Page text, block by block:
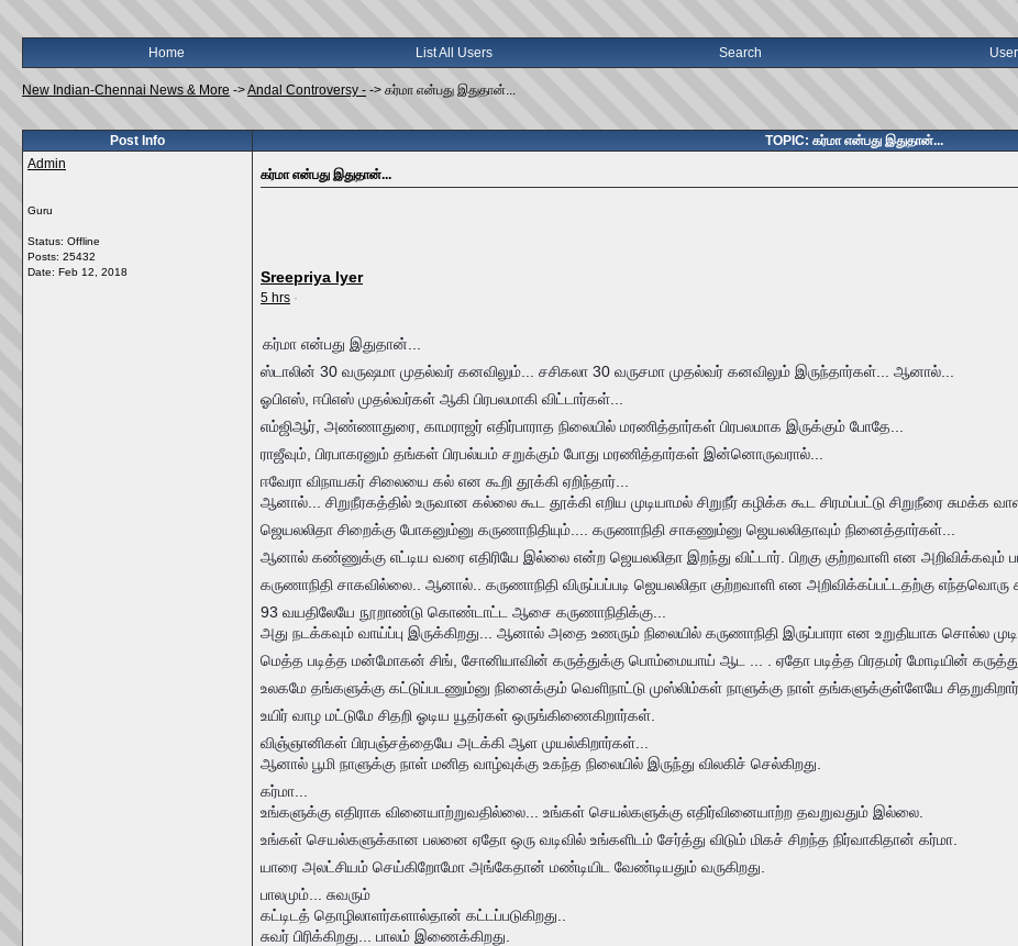
Home List All Users Search
New Indian-Chennai News & More ->Andal Controversy - -> கர்மா என்பது இதுதான்...
Post Info
TOPIC: கர்மா என்பது இதுதான்...
Admin
Guru
Status: Offline
Posts: 25432
Date: Feb 12, 2018
கர்மா என்பது இதுதான்...
Sreepriya Iyer
5 hrs ·
கர்மா என்பது இதுதான்...
ஸ்டாலின் 30 வருஷமா முதல்வர் கனவிலும்... சசிகலா 30 வருசமா முதல்வர் கனவிலும் இருந்தார்கள்... ஆனால்...
ஓபிஎஸ், ஈபிஎஸ் முதல்வர்கள் ஆகி பிரபலமாகி விட்டார்கள்...
எம்ஜிஆர், அண்ணாதுரை, காமராஜர் எதிர்பாராத நிலையில் மரணித்தார்கள் பிரபலமாக இருக்கும் போதே...
ராஜீவும், பிரபாகரனும் தங்கள் பிரபல்யம் சறுக்கும் போது மரணித்தார்கள் இன்னொருவரால்...
ஈவேரா விநாயகர் சிலையை கல் என கூறி தூக்கி ஏறிந்தார்...
ஆனால்... சிறுநீரகத்தில் உருவான கல்லை கூட தூக்கி எறிய முடியாமல் சிறுநீர் கழிக்க கூட சிரமப்பட்டு சிறுநீரை சுமக்க
ஜெயலலிதா சிறைக்கு போகனும்னு கருணாநிதியும்.... கருணாநிதி சாகணும்னு ஜெயலலிதாவும் நினைத்தார்கள்...
ஆனால் கண்ணுக்கு எட்டிய வரை எதிரியே இல்லை என்ற ஜெயலலிதா இறந்து விட்டார். பிறகு குற்றவாளி என அறிவிக்கவும்
கருணாநிதி சாகவில்லை.. ஆனால்.. கருணாநிதி விருப்பப்படி ஜெயலலிதா குற்றவாளி என அறிவிக்கப்பட்டதற்கு
93 வயதிலேயே நூறாண்டு கொண்டாட்ட ஆசை கருணாநிதிக்கு...
அது நடக்கவும் வாய்ப்பு இருக்கிறது... ஆனால் அதை உணரும் நிலையில் கருணாநிதி இருப்பாரா என உறுதியாக சொல்ல
மெத்த படித்த மன்மோகன் சிங், சோனியாவின் கருத்துக்கு பொம்மையாய் ஆட ... . ஏதோ படித்த பிரதமர் மோடியின்
உலகமே தங்களுக்கு கட்டுப்படணும்னு நினைக்கும் வெளிநாட்டு முஸ்லிம்கள் நாளுக்கு நாள் தங்களுக்குள்ளேயே
உயிர் வாழ மட்டுமே சிதறி ஓடிய யூதர்கள் ஒருங்கிணைகிறார்கள்.
விஞ்ஞானிகள் பிரபஞ்சத்தையே அடக்கி ஆள முயல்கிறார்கள்...
ஆனால் பூமி நாளுக்கு நாள் மனித வாழ்வுக்கு உகந்த நிலையில் இருந்து விலகிச் செல்கிறது.
கர்மா...
உங்களுக்கு எதிராக வினையாற்றுவதில்லை... உங்கள் செயல்களுக்கு எதிர்வினையாற்ற தவறுவதும் இல்லை.
உங்கள் செயல்களுக்கான பலனை ஏதோ ஒரு வடிவில் உங்களிடம் சேர்த்து விடும் மிகச் சிறந்த நிர்வாகிதான் கர்மா.
யாரை அலட்சியம் செய்கிறோமோ அங்கேதான் மண்டியிட வேண்டியதும் வருகிறது.
பாலமும்... சுவரும்
கட்டிடத் தொழிலாளர்களால்தான் கட்டப்படுகிறது..
சுவர் பிரிக்கிறது... பாலம் இணைக்கிறது.